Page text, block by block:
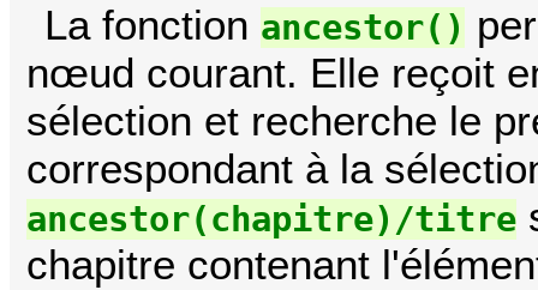
La fonction ancestor()
nœud courant. Elle reçoit
sélection et recherche le
correspondant à la
ancestor(chapitre)/titre
chapitre contenant